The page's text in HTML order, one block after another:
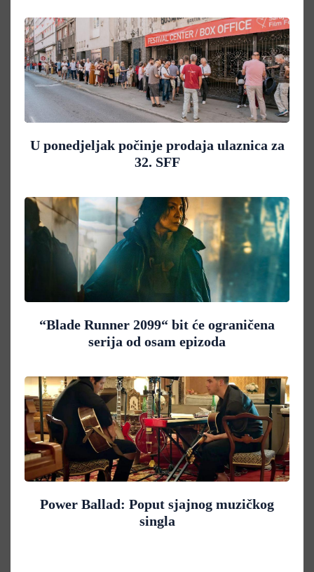
U ponedjeljak počinje prodaja ulaznica za
32. SFF
“Blade Runner 2099“ bit će ograničena
serija od osam epizoda
Power Ballad: Poput sjajnog muzičkog
singla